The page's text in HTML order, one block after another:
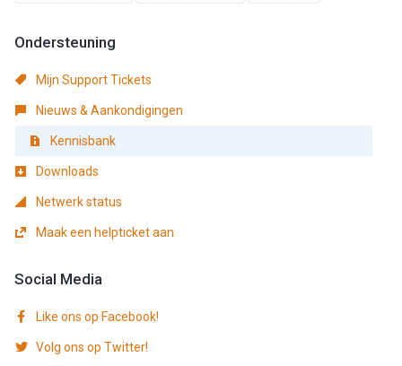
Ondersteuning
Mijn Support Tickets
Nieuws & Aankondigingen
Kennisbank
Downloads
Netwerk status
Maak een helpticket aan
Social Media
Like ons op Facebook!
Volg ons op Twitter!